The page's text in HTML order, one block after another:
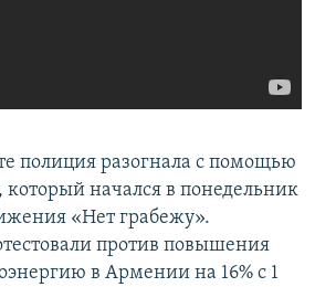
полиция разогнала с помощью
который начался в понедельник
«Нет грабежу».
против повышения
в Армении на 16% с 1